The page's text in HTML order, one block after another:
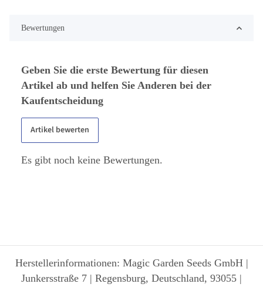
Bewertungen
Geben Sie die erste Bewertung für diesen
Artikel ab und helfen Sie Anderen bei der
Kaufentscheidung
Artikel bewerten
Es gibt noch keine Bewertungen.
Herstellerinformationen: Magic Garden Seeds GmbH |
Junkersstraße 7 | Regensburg, Deutschland, 93055 |